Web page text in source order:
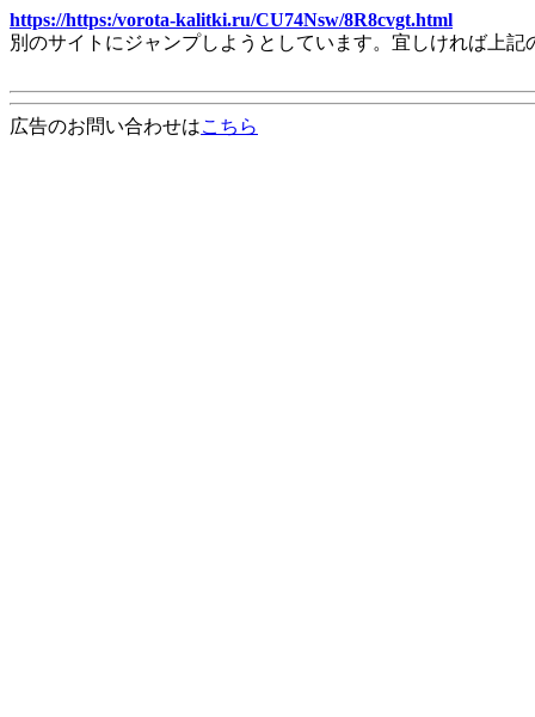
https://https:/vorota-kalitki.ru/CU74Nsw/8R8cvgt.html
別のサイトにジャンプしようとしています。宜しければ上
広告のお問い合わせはこちら